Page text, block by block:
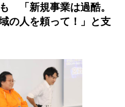
「新規事業は過酷。
の人を頼って！」と支